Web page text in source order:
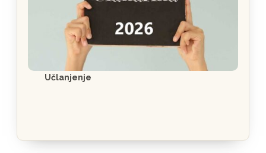
Učlanjenje